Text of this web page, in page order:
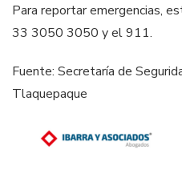
Para reportar emergencias,
33 3050 3050 y el 911.
Fuente: Secretaría de
Tlaquepaque